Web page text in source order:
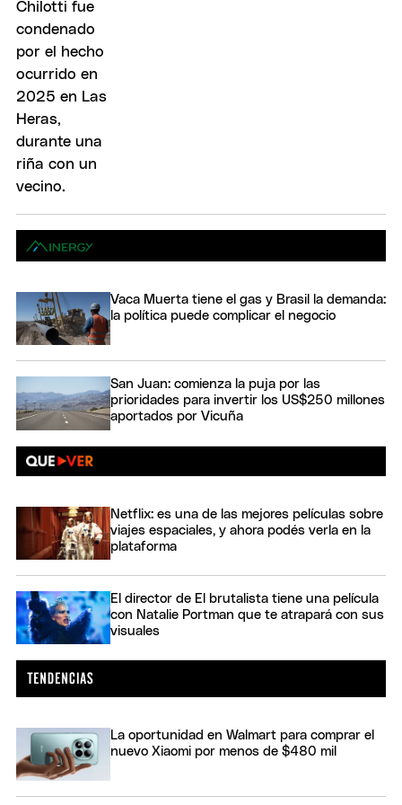
Vaca Muerta tiene el gas y Brasil la demanda:
la política puede complicar el negocio
San Juan: comienza la puja por las
prioridades para invertir los US$250 millones
aportados por Vicuña
Netflix: es una de las mejores películas sobre
viajes espaciales, y ahora podés verla en la
plataforma
El director de El brutalista tiene una película
con Natalie Portman que te atrapará con sus
visuales
La oportunidad en Walmart para comprar el
nuevo Xiaomi por menos de $480 mil